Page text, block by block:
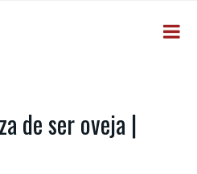
de ser oveja |